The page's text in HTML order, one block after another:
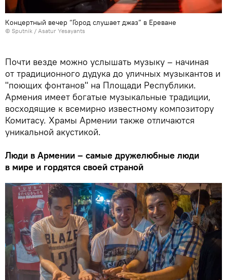
Концертный вечер “Город слушает джаз” в Ереване
© Sputnik / Asatur Yesayants
Почти везде можно услышать музыку – начиная
от традиционного дудука до уличных музыкантов и
"поющих фонтанов" на Площади Республики.
Армения имеет богатые музыкальные традиции,
восходящие к всемирно известному композитору
Комитасу. Храмы Армении также отличаются
уникальной акустикой.
Люди в Армении – самые дружелюбные люди
в мире и гордятся своей страной